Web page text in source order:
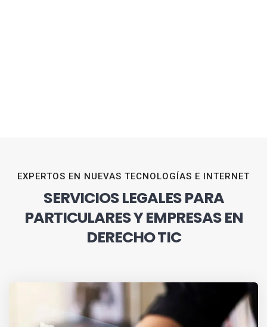
EXPERTOS EN NUEVAS TECNOLOGÍAS E INTERNET
SERVICIOS LEGALES PARA
PARTICULARES Y EMPRESAS EN
DERECHO TIC